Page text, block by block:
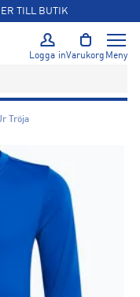
TILL BUTIK
Logga inVarukorg Meny
Tröja